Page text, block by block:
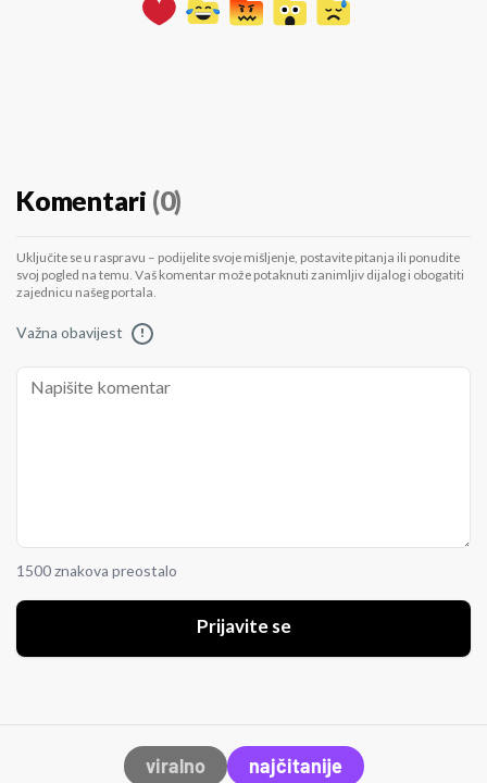
Komentari (0)
Uključite se u raspravu – podijelite svoje mišljenje, postavite pitanja ili ponudite
svoj pogled na temu. Vaš komentar može potaknuti zanimljiv dijalog i obogatiti
zajednicu našeg portala.
Važna obavijest !
1500 znakova preostalo
Prijavite se
viralno najčitanije